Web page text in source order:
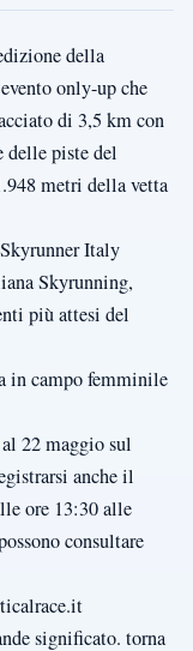
della
only-up che
di 3,5 km con
piste del
metri della vetta
Italy
Skyrunning,
più attesi del
in campo femminile
22 maggio sul
anche il
ore 13:30 alle
consultare
significato. torna